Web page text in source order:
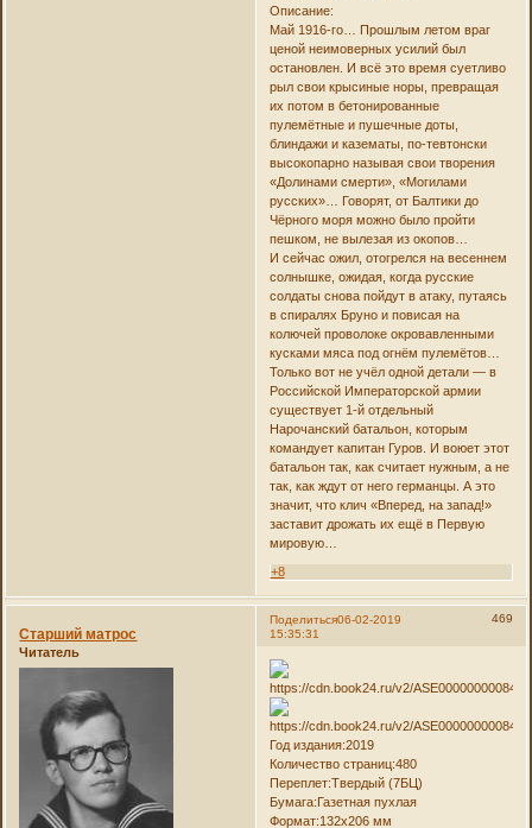
Описание:
Май 1916-го… Прошлым летом враг
ценой неимоверных усилий был
остановлен. И всё это время суетливо
рыл свои крысиные норы, превращая
их потом в бетонированные
пулемётные и пушечные доты,
блиндажи и казематы, по-тевтонски
высокопарно называя свои творения
«Долинами смерти», «Могилами
русских»… Говорят, от Балтики до
Чёрного моря можно было пройти
пешком, не вылезая из окопов…
И сейчас ожил, отогрелся на весеннем
солнышке, ожидая, когда русские
солдаты снова пойдут в атаку, путаясь
в спиралях Бруно и повисая на
колючей проволоке окровавленными
кусками мяса под огнём пулемётов…
Только вот не учёл одной детали — в
Российской Императорской армии
существует 1-й отдельный
Нарочанский батальон, которым
командует капитан Гуров. И воюет этот
батальон так, как считает нужным, а не
так, как ждут от него германцы. А это
значит, что клич «Вперед, на запад!»
заставит дрожать их ещё в Первую
мировую…
+8
Поделиться 469
06-02-2019
15:35:31
Старший матрос
Читатель
Год издания:2019
Количество страниц:480
Переплет:Твердый (7БЦ)
Бумага:Газетная пухлая
Формат:132x206 мм